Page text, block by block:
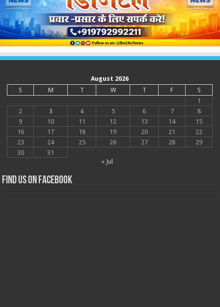
August 2026
S
M T W T F
S
1
2
3 4 5 6 7
8
9
10 11 12 13 14
15
16
17 18 19 20 21
22
23
24 25 26 27 28
29
30
31
« Jul
Find us on Facebook